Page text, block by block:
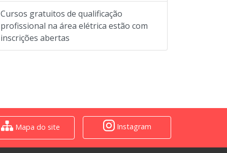
Cursos gratuitos de qualificação
profissional na área elétrica estão com
inscrições abertas
Mapa do site Instagram